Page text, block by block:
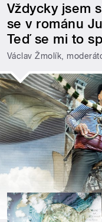
Vždycky jsem
se v románu
Teď se mi to
Václav Žmolík,